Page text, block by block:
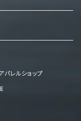
パレルショップ